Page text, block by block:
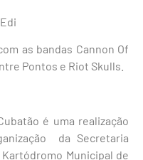
as bandas Cannon Of
Pontos e Riot Skulls.
é uma realização
da Secretaria
Municipal de